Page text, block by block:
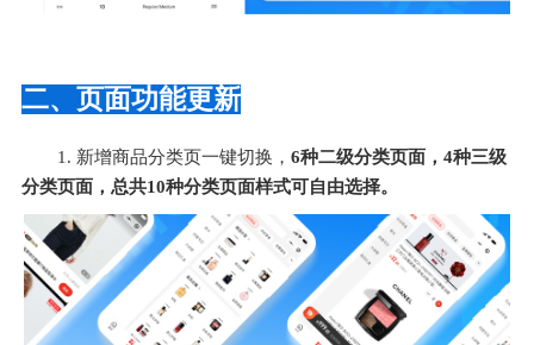
二、页面功能更新
1. 新增商品分类页一键切换， 6种二级分类页面，4种三级
分类页面，总共10种分类页面样式可自由选择。